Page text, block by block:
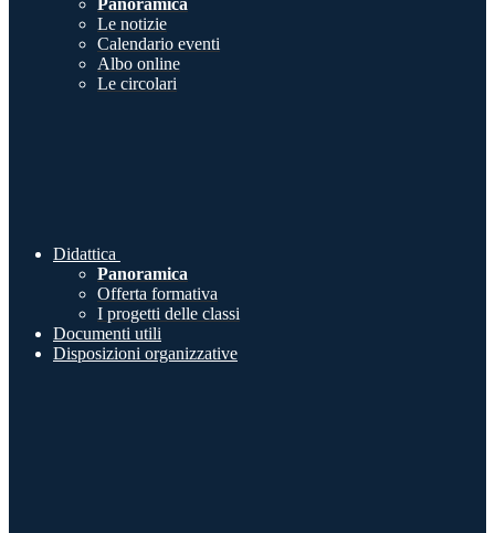
Panoramica
Le notizie
Calendario eventi
Albo online
Le circolari
Didattica
Panoramica
Offerta formativa
I progetti delle classi
Documenti utili
Disposizioni organizzative